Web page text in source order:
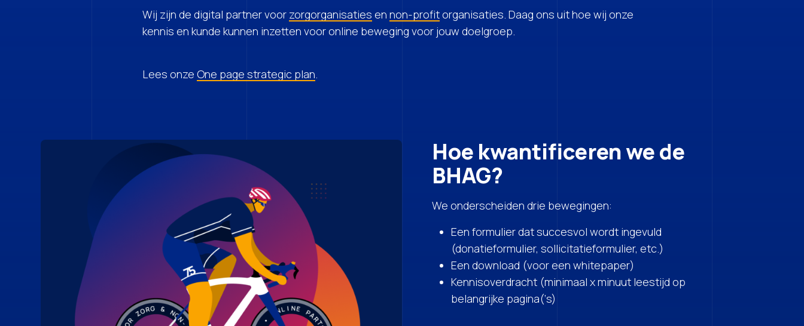
Wij zijn de digital partner voor zorgorganisaties en non-profitorganisaties. Daag ons uit hoe wij onze
kennis en kunde kunnen inzetten voor online beweging voor jouw doelgroep.
Lees onze One page strategic plan.
Hoe kwantificeren we de
BHAG?
We onderscheiden drie bewegingen:
Een formulier dat succesvol wordt ingevuld
(donatieformulier, sollicitatieformulier, etc.)
Een download (voor een whitepaper)
Kennisoverdracht (minimaal x minuut leestijd op
belangrijke pagina(‘s)